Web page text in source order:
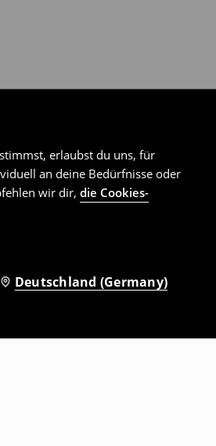
erlaubst du uns, für
an deine Bedürfnisse oder
wir dir, die Cookies-
Deutschland (Germany)